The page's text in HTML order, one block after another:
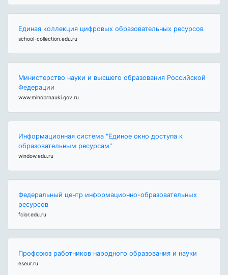
Единая коллекция цифровых образовательных ресурсов
school-collection.edu.ru
Министерство науки и высшего образования Российской
Федерации
www.minobrnauki.gov.ru
Информационная система "Единое окно доступа к
образовательным ресурсам"
window.edu.ru
Федеральный центр информационно-образовательных
ресурсов
fcior.edu.ru
Профсоюз работников народного образования и науки
eseur.ru